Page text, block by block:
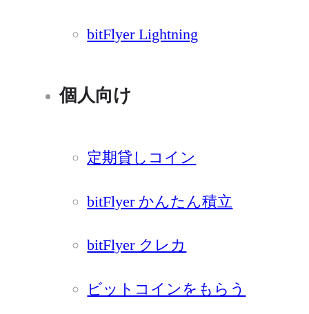
bitFlyer Lightning
個人向け
定期貸しコイン
bitFlyer かんたん積立
bitFlyer クレカ
ビットコインをもらう